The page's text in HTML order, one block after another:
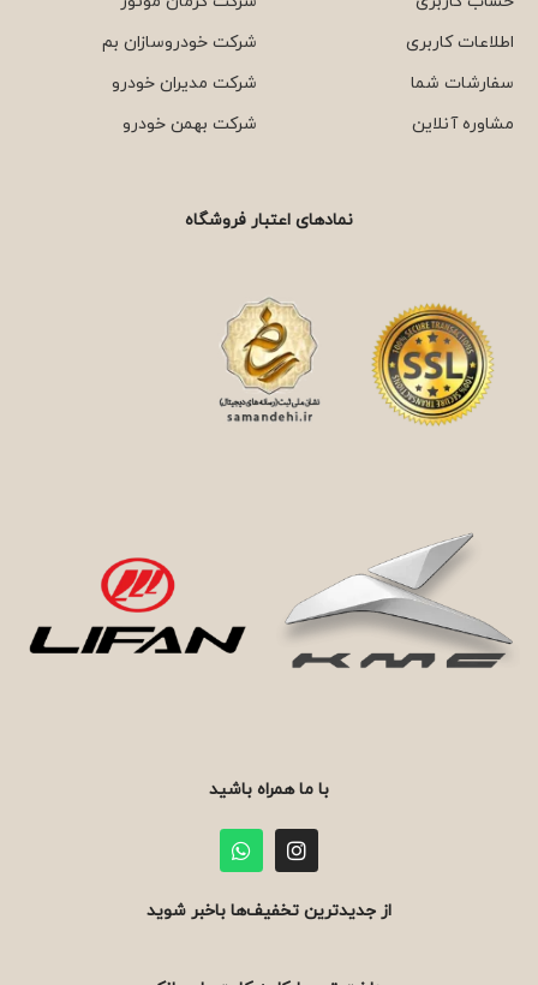
اطلاعات کاربری
سفارشات شما
مشاوره آنلاین
شرکت خودروسازان بم
شرکت مدیران خودرو
شرکت بهمن خودرو
نمادهای اعتبار فروشگاه
با ما همراه باشید
از جدیدترین تخفیف‌ها باخبر شوید